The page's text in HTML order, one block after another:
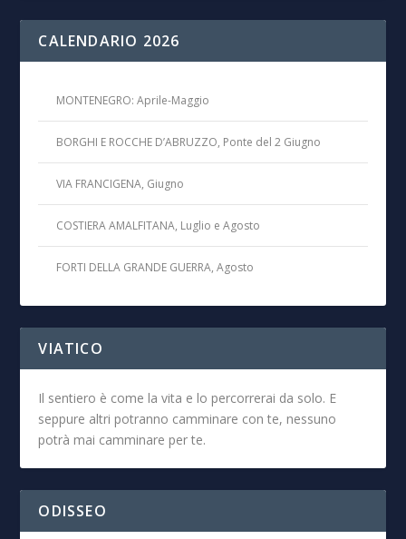
CALENDARIO 2026
MONTENEGRO: Aprile-Maggio
BORGHI E ROCCHE D’ABRUZZO, Ponte del 2 Giugno
VIA FRANCIGENA, Giugno
COSTIERA AMALFITANA, Luglio e Agosto
FORTI DELLA GRANDE GUERRA, Agosto
VIATICO
Il sentiero è come la vita e lo percorrerai da solo. E
seppure altri potranno camminare con te, nessuno
potrà mai camminare per te.
ODISSEO